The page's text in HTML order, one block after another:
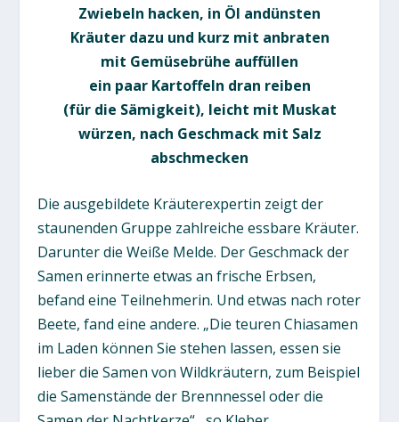
Zwiebeln hacken, in Öl andünsten
Kräuter dazu und kurz mit anbraten
mit Gemüsebrühe auffüllen
ein paar Kartoffeln dran reiben
(für die Sämigkeit), leicht mit Muskat
würzen, nach Geschmack mit Salz
abschmecken
Die ausgebildete Kräuterexpertin zeigt der
staunenden Gruppe zahlreiche essbare Kräuter.
Darunter die Weiße Melde. Der Geschmack der
Samen erinnerte etwas an frische Erbsen,
befand eine Teilnehmerin. Und etwas nach roter
Beete, fand eine andere. „Die teuren Chiasamen
im Laden können Sie stehen lassen, essen sie
lieber die Samen von Wildkräutern, zum Beispiel
die Samenstände der Brennnessel oder die